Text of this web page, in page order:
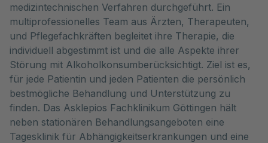
medizintechnischen Verfahren durchgeführt. Ein
multiprofessionelles Team aus Ärzten, Therapeuten,
und Pflegefachkräften begleitet ihre Therapie, die
individuell abgestimmt ist und die alle Aspekte ihrer
Störung mit Alkoholkonsumberücksichtigt. Ziel ist es,
für jede Patientin und jeden Patienten die persönlich
bestmögliche Behandlung und Unterstützung zu
finden. Das Asklepios Fachklinikum Göttingen hält
neben stationären Behandlungsangeboten eine
Tagesklinik für Abhängigkeitserkrankungen und eine